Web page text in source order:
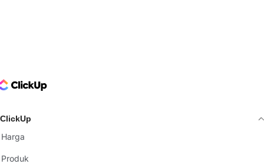
Logo
ClickUp
Harga
Produk